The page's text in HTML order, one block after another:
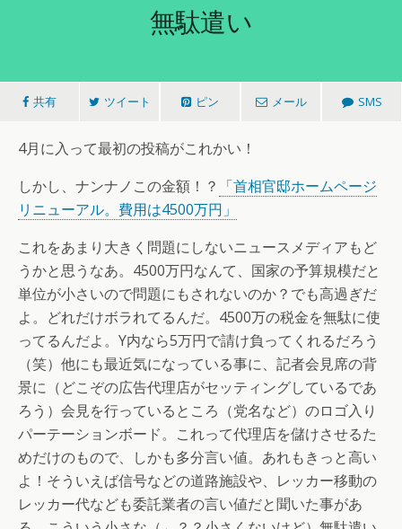
無駄遣い
共有 ツイート ピン メール SMS
4月に入って最初の投稿がこれかい！
しかし、ナンナノこの金額！？ 「首相官邸ホームページ
リニューアル。費用は4500万円」
これをあまり大きく問題にしないニュースメディアもど
うかと思うなあ。4500万円なんて、国家の予算規模だと
単位が小さいので問題にもされないのか？でも高過ぎだ
よ。どれだけボラれてるんだ。4500万の税金を無駄に使
ってるんだよ。Y内なら5万円で請け負ってくれるだろう
（笑）他にも最近気になっている事に、記者会見席の背
景に（どこぞの広告代理店がセッティングしているであ
ろう）会見を行っているところ（党名など）のロゴ入り
パーテーションボード。これって代理店を儲けさせるた
めだけのもので、しかも多分言い値。あれもきっと高い
よ！そういえば信号などの道路施設や、レッカー移動の
レッカー代なども委託業者の言い値だと聞いた事があ